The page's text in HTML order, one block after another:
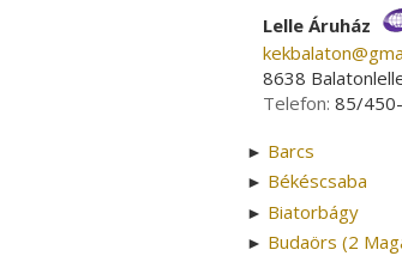
Lelle Áruház
8638
Telefon: 85/
► Barcs
► Békéscsaba
► Biatorbágy
► Budaörs (2